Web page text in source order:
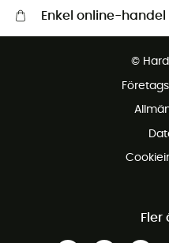
Enkel online-handel
Gratis retur inom 100 dagar
©
Fler